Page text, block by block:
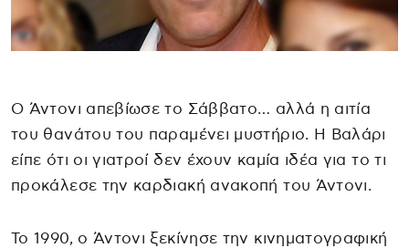
Ο Άντονι απεβίωσε το Σάββατο… αλλά η αιτία
του θανάτου του παραμένει μυστήριο. Η Βαλάρι
είπε ότι οι γιατροί δεν έχουν καμία ιδέα για το τι
προκάλεσε την καρδιακή ανακοπή του Άντονι.
Το 1990, ο Άντονι ξεκίνησε την κινηματογραφική